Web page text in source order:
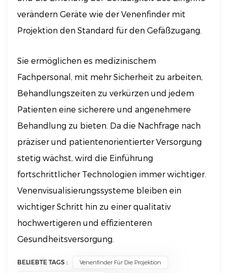
verändern Geräte wie der Venenfinder mit
Projektion den Standard für den Gefäßzugang.
Sie ermöglichen es medizinischem
Fachpersonal, mit mehr Sicherheit zu arbeiten,
Behandlungszeiten zu verkürzen und jedem
Patienten eine sicherere und angenehmere
Behandlung zu bieten. Da die Nachfrage nach
präziser und patientenorientierter Versorgung
stetig wächst, wird die Einführung
fortschrittlicher Technologien immer wichtiger.
Venenvisualisierungssysteme bleiben ein
wichtiger Schritt hin zu einer qualitativ
hochwertigeren und effizienteren
Gesundheitsversorgung.
BELIEBTE TAGS : Venenfinder Für Die Projektion